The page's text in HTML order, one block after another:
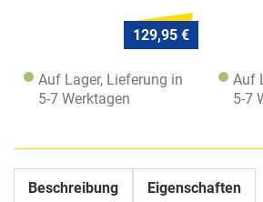
129,95 €
Auf Lager, Lieferung in
5-7 Werktagen
Auf
5-7
Beschreibung Eigenschaften